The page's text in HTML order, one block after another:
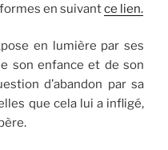
en suivantce lien.
en lumière par ses
son enfance et de son
d’abandon par sa
que cela lui a infligé,